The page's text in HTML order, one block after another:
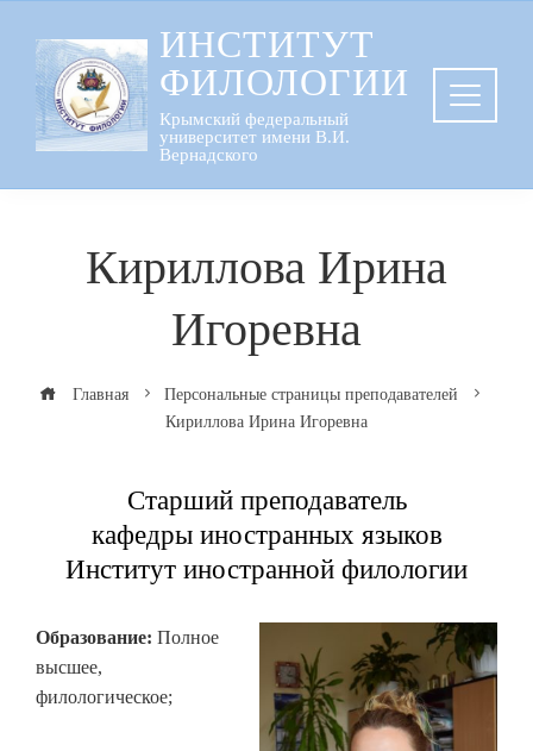
содержанию
ИНСТИТУТ
ФИЛОЛОГИИ
Крымский федеральный
университет имени В.И.
Вернадского
Кириллова Ирина
Игоревна
Главная
Персональные страницы преподавателей
Кириллова Ирина Игоревна
Старший преподаватель
кафедры иностранных языков
Институт иностранной филологии
Образование: Полное
высшее,
филологическое;